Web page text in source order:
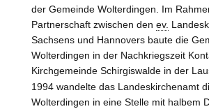
der Gemeinde Wolterdingen. Im
Partnerschaft zwischen den ev.
Sachsens und Hannovers baute die
Wolterdingen in der Nachkriegszeit
Kirchgemeinde Schirgiswalde in der
1994 wandelte das Landeskirchenamt
Wolterdingen in eine Stellemit halbem